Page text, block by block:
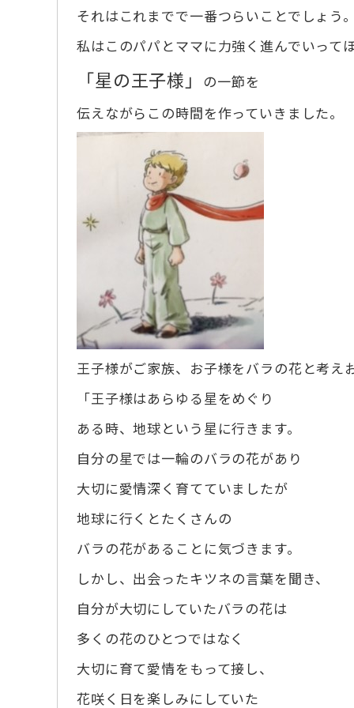
それはこれまでで一番つらいことでしょう。
私はこのパパとママに力強く進んでいって
「星の王子様」
の一節を
伝えながらこの時間を作っていきました。
王子様がご家族、お子様をバラの花と考え
「王子様はあらゆる星をめぐり
ある時、地球という星に行きます。
自分の星では一輪のバラの花があり
大切に愛情深く育てていましたが
地球に行くとたくさんの
バラの花があることに気づきます。
しかし、出会ったキツネの言葉を聞き、
自分が大切にしていたバラの花は
多くの花のひとつではなく
大切に育て愛情をもって接し、
花咲く日を楽しみにしていた